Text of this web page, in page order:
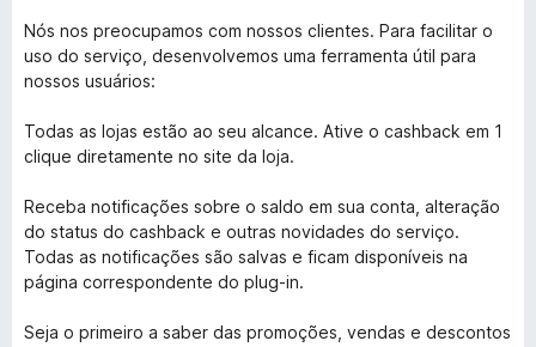
Nós nos preocupamos com nossos clientes. Para facilitar o
uso do serviço, desenvolvemos uma ferramenta útil para
nossos usuários:
Todas as lojas estão ao seu alcance. Ative o cashback em 1
clique diretamente no site da loja.
Receba notificações sobre o saldo em sua conta, alteração
do status do cashback e outras novidades do serviço.
Todas as notificações são salvas e ficam disponíveis na
página correspondente do plug-in.
Seja o primeiro a saber das promoções, vendas e descontos